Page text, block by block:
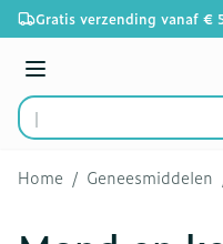
Ga naar de inhoud
Gratis verzending vanaf €
Menu
Product, merk,
Home / Geneesmiddelen